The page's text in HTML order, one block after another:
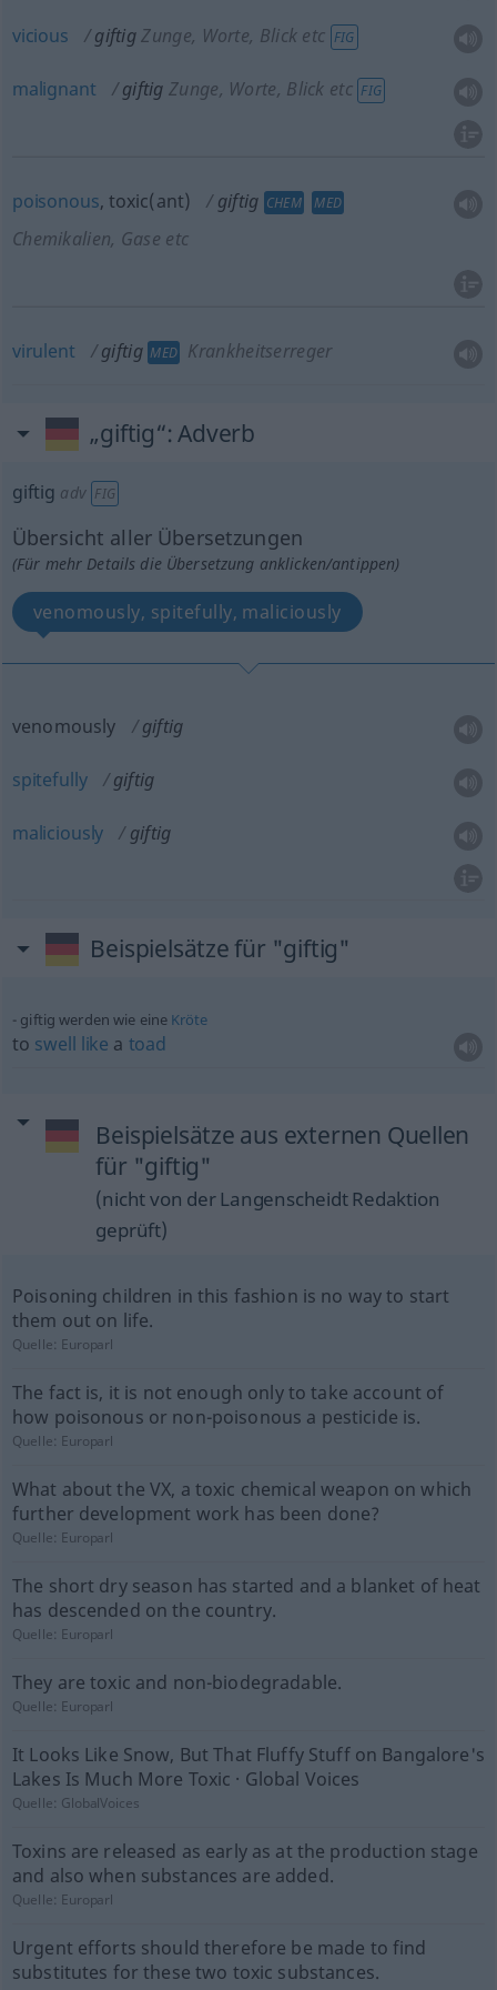
vicious giftig Zunge, Worte, Blick etc FIG
malignant giftig Zunge, Worte, Blick etc FIG
poisonous, toxic(ant) giftig CHEM MED
Chemikalien, Gase etc
virulent giftig MED Krankheitserreger
„giftig“: Adverb
giftig adv FIG
Übersicht aller Übersetzungen
(Für mehr Details die Übersetzung anklicken/antippen)
venomously, spitefully, maliciously
venomously giftig
spitefully giftig
maliciously giftig
Beispielsätze für "giftig"
giftig werden wie eine Kröte
to swell like a toad
Beispielsätze aus externen Quellen
für "giftig"
(nicht von der Langenscheidt Redaktion
geprüft)
Poisoning children in this fashion is no way to start
them out on life.
Quelle: Europarl
The fact is, it is not enough only to take account of
how poisonous or non-poisonous a pesticide is.
Quelle: Europarl
What about the VX, a toxic chemical weapon on which
further development work has been done?
Quelle: Europarl
The short dry season has started and a blanket of heat
has descended on the country.
Quelle: Europarl
They are toxic and non-biodegradable.
Quelle: Europarl
It Looks Like Snow, But That Fluffy Stuff on Bangalore's
Lakes Is Much More Toxic · Global Voices
Quelle: GlobalVoices
Toxins are released as early as at the production stage
and also when substances are added.
Quelle: Europarl
Urgent efforts should therefore be made to find
substitutes for these two toxic substances.